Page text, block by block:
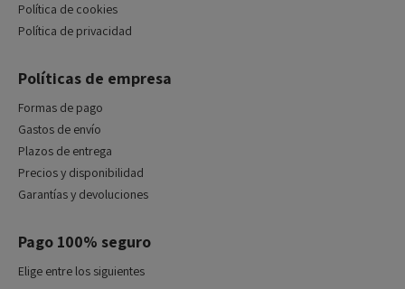
Política de cookies
Política de privacidad
Políticas de empresa
Formas de pago
Gastos de envío
Plazos de entrega
Precios y disponibilidad
Garantías y devoluciones
Pago 100% seguro
Elige entre los siguientes